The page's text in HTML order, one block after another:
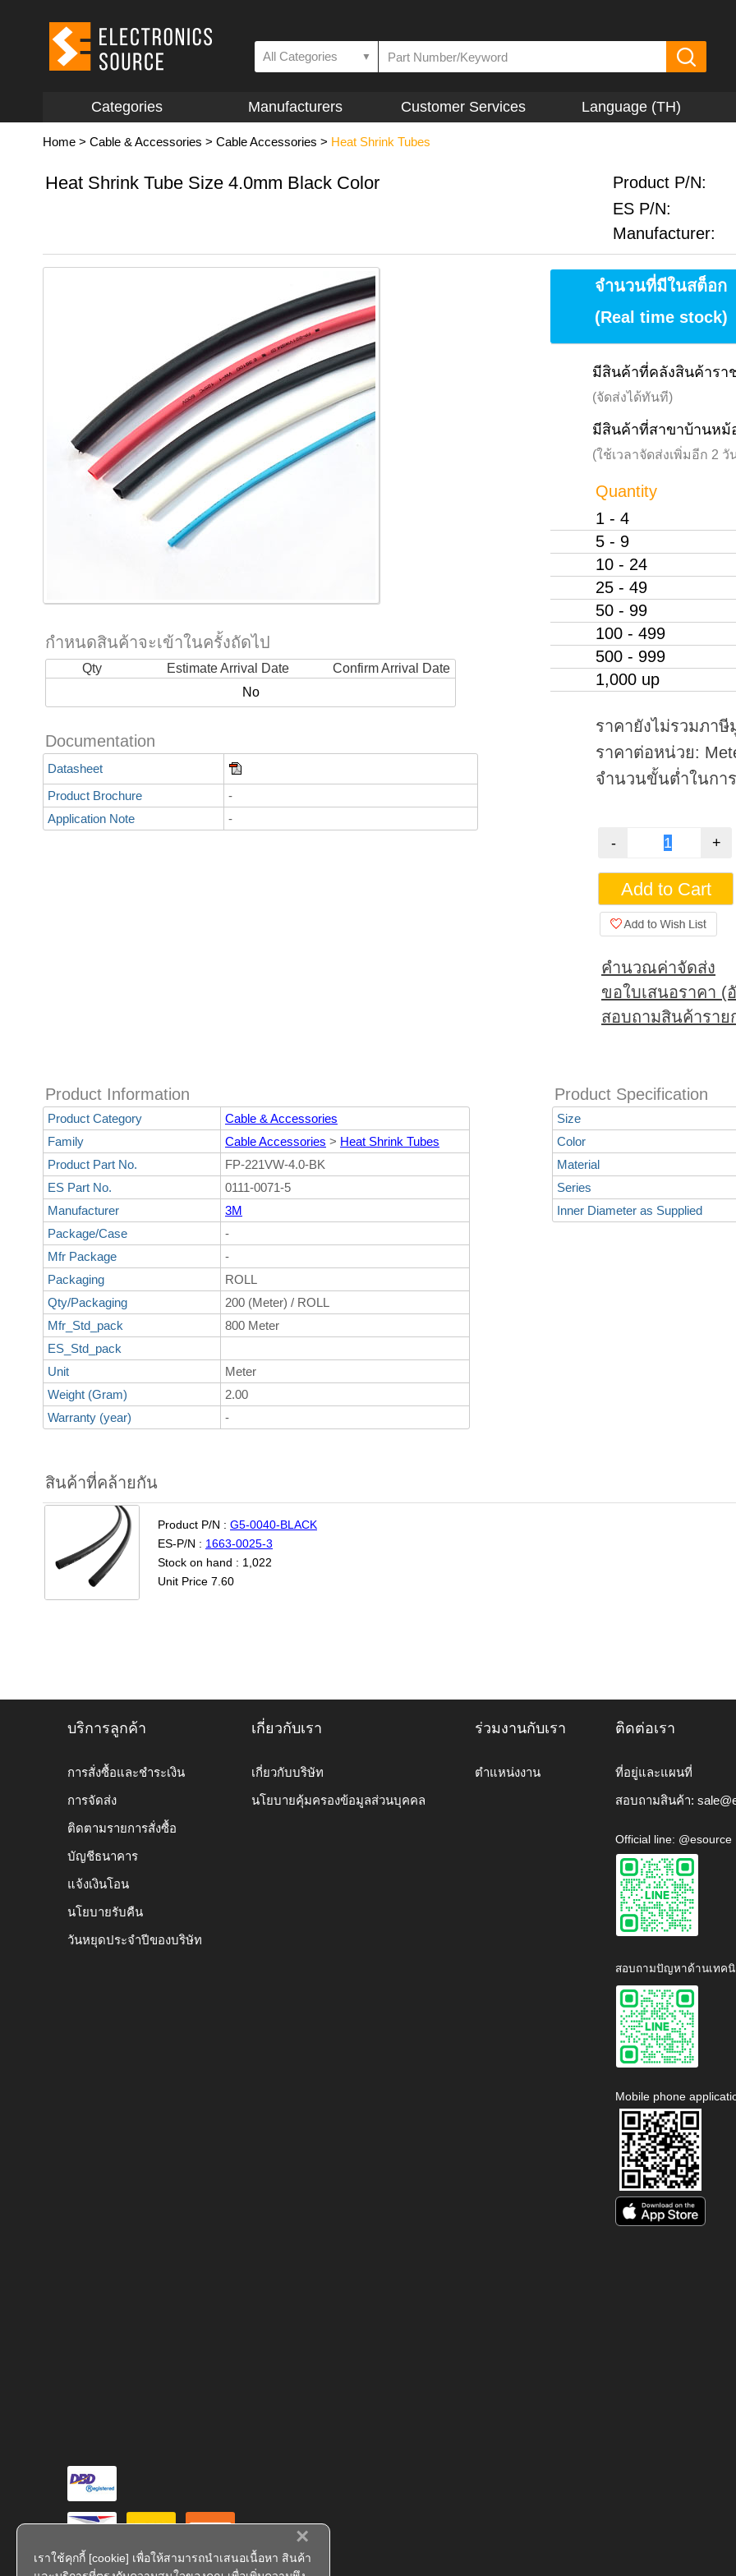
×
เราใช้คุกกี้ [cookie] เพื่อให้สามารถนำเสนอเนื้อหา สินค้า
All Categories ▼
Categories Manufacturers Customer Services Language (TH)
Home > Cable & Accessories > Cable Accessories > Heat Shrink Tubes
Heat Shrink Tube Size 4.0mm Black Color Product P/N:
ES P/N:
Manufacturer:
กำหนดสินค้าจะเข้าในครั้งถัดไป
Qty Estimate Arrival Date
Confirm Arrival Date
No
Documentation
Datasheet
Product Brochure
-
Application Note
-
จำนวนที่มีในสต็อก
(Real time stock)
มีสินค้าที่คลังสินค้ารา
(จัดส่งได้ทันที)
มีสินค้าที่สาขาบ้านหม้
(ใช้เวลาจัดส่งเพิ่มอีก 2 วั
Quantity
1 - 4
5 - 9
10 - 24
25 - 49
50 - 99
100 - 499
500 - 999
1,000 up
ราคายังไม่รวมภาษี
ราคาต่อหน่วย:
จำนวนขั้นต่ำในกา
คำนวณค่าจัดส่ง
ขอใบเสนอราคา (
สอบถามสินค้าราย
Product Information
Product Category
Cable & Accessories
Family
Cable Accessories > Heat Shrink Tubes
Product Part No.
FP-221VW-4.0-BK
ES Part No.
0111-0071-5
Manufacturer
3M
Package/Case
-
Mfr Package
-
Packaging
ROLL
Qty/Packaging
200 (Meter) / ROLL
Mfr_Std_pack
800 Meter
ES_Std_pack
Unit
Meter
Weight (Gram)
2.00
Warranty (year)
-
Product Specification
Size
Color
Material
Series
Inner Diameter as Supplied
สินค้าที่คล้ายกัน
Product P/N : G5-0040-BLACK
ES-P/N : 1663-0025-3
Stock on hand : 1,022
Unit Price 7.60
บริการลูกค้า
การสั่งซื้อและชำระเงิน
การจัดส่ง
ติดตามรายการสั่งซื้อ
บัญชีธนาคาร
แจ้งเงินโอน
นโยบายรับคืน
วันหยุดประจำปีของบริษัท
เกี่ยวกับเรา
เกี่ยวกับบริษัท
นโยบายคุ้มครองข้อมูลส่วนบุคคล
ร่วมงานกับเรา
ตำแหน่งงาน
ติดต่อเรา
ที่อยู่และแผนที่
สอบถามสินค้า:
Official line: @esource
สอบถามปัญหาด้านเทคนิ
Mobile phone